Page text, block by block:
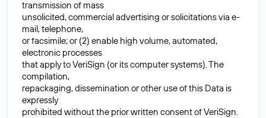
transmission of mass
unsolicited, commercial advertising or solicitations via e-
mail, telephone,
or facsimile; or (2) enable high volume, automated,
electronic processes
that apply to VeriSign (or its computer systems). The
compilation,
repackaging, dissemination or other use of this Data is
expressly
prohibited without the prior written consent of VeriSign.